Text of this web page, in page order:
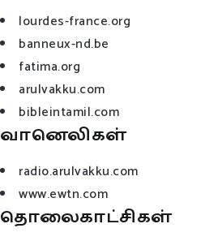
lourdes-france.org
banneux-nd.be
fatima.org
arulvakku.com
bibleintamil.com
வானெலிகள்
radio.arulvakku.com
www.ewtn.com
தொலைகாட்சிகள்